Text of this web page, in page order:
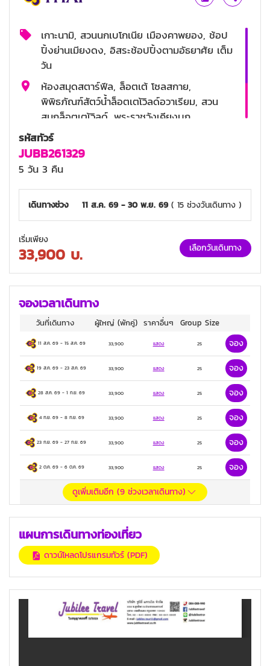
เกาะนามิ, สวนนกเบโกเนีย เมืองคาพยอง, ช้อป
ปิ้งย่านเมียงดง, อิสระช้อปปิ้งตามอัธยาศัย เต็ม
วัน
ห้องสมุดสตาร์ฟีล, ล็อตเต้ โซลสกาย,
พิพิธภัณฑ์สัตว์น้ำล็อตเตเ้วิลด์อวาเรียม, สวน
สนุกล็อตเตเ้วิลด์, พระราชวังเคียงบก,
พิพิธภัณฑ์สาหร่าย+เรียนทำกิมจิ+สวมชุดฮันบก,
ช้อปปิ้งย่านฮงแด
ทัคคาลบี้, บุลโกกิ, ไก่ตุ๋นโสมเกาหลี, จิมดัก
รหัสทัวร์
JUBB261329
5 วัน 3 คืน
เดินทางช่วง 11 ส.ค. 69 - 30 พ.ย. 69( 15 ช่วงวันเดินทาง )
เริ่มเพียง
33,900 บ. เลือกวันเดินทาง
จองเวลาเดินทาง
วันที่เดินทาง ผู้ใหญ่ (พักคู่) ราคาอื่นๆ Group Size
11 ส.ค. 69- 15 ส.ค. 69 33,900 แสดง 25 จอง
19 ส.ค. 69 -23 ส.ค. 69 33,900 แสดง 25 จอง
28 ส.ค. 69 -1 ก.ย. 69 33,900 แสดง 25 จอง
4 ก.ย. 69- 8 ก.ย. 69 33,900 แสดง 25 จอง
23 ก.ย. 69 -27 ก.ย. 69 33,900 แสดง 25 จอง
2 ต.ค. 69- 6 ต.ค. 69 33,900 แสดง 25
จอง
ดูเพิ่มเติมอีก (9ช่วงเวลาเดินทาง)
แผนการเดินทางท่องเที่ยว
ดาวน์โหลดโปรแกรมทัวร์ (PDF)